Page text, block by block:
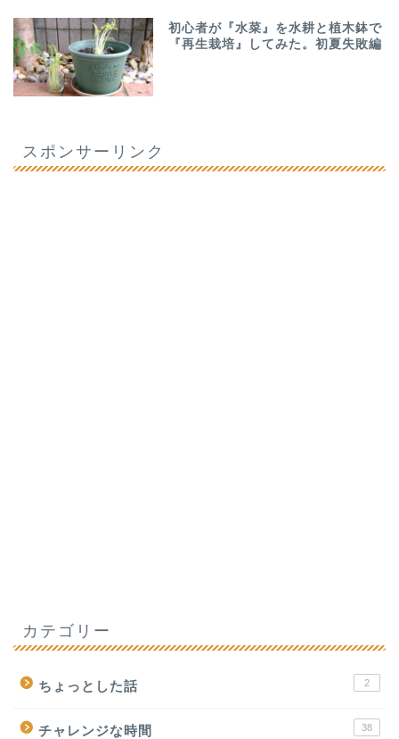
初心者が『水菜』を水耕と植木鉢で
『再生栽培』してみた。初夏失敗編
スポンサーリンク
カテゴリー
ちょっとした話 2
チャレンジな時間 38